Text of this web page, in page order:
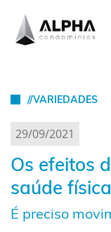
//VARIEDADES
29/09/2021
Os efeitos
saúde
É preciso